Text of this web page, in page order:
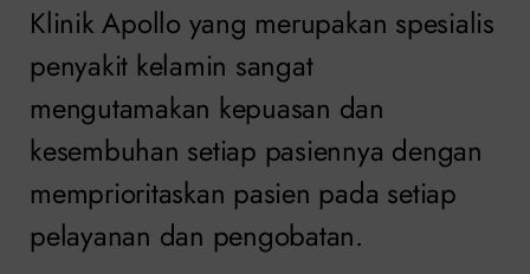
Klinik Apollo yang merupakan spesialis
penyakit kelamin sangat
mengutamakan kepuasan dan
kesembuhan setiap pasiennya dengan
memprioritaskan pasien pada setiap
pelayanan dan pengobatan.